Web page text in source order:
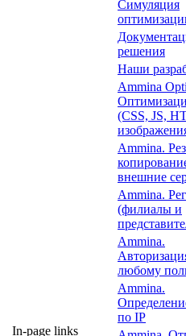
In-page links
Симуляция
решения
Наши
Ammina
(CSS, JS,
Ammina.
внешние
Ammina.
(филиалы и
Ammina.
любому
Ammina.
по IP